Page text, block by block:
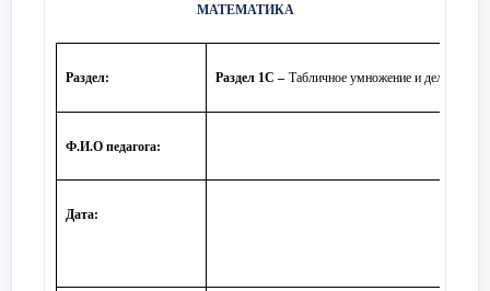
МАТЕМАТИКА
Раздел: Раздел 1С – Табличное умножение и деление
Ф.И.О педагога:
Дата: